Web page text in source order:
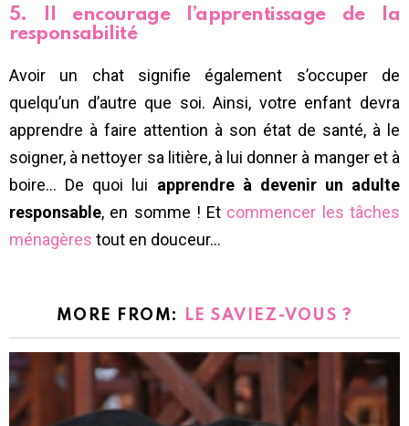
5. Il encourage l’apprentissage de la
responsabilité
Avoir un chat signifie également s’occuper de
quelqu’un d’autre que soi. Ainsi, votre enfant devra
apprendre à faire attention à son état de santé, à le
soigner, à nettoyer sa litière, à lui donner à manger et à
boire… De quoi lui apprendre à devenir un adulte
responsable, en somme ! Et commencer les tâches
ménagères tout en douceur…
MORE FROM: LE SAVIEZ-VOUS ?